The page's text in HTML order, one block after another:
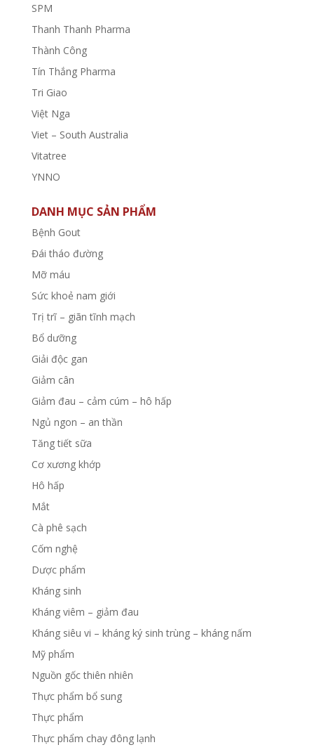
SPM
Thanh Thanh Pharma
Thành Công
Tín Thắng Pharma
Tri Giao
Việt Nga
Viet – South Australia
Vitatree
YNNO
DANH MỤC SẢN PHẨM
Bệnh Gout
Đái tháo đường
Mỡ máu
Sức khoẻ nam giới
Trị trĩ – giãn tĩnh mạch
Bổ dưỡng
Giải độc gan
Giảm cân
Giảm đau – cảm cúm – hô hấp
Ngủ ngon – an thần
Tăng tiết sữa
Cơ xương khớp
Hô hấp
Mắt
Cà phê sạch
Cốm nghệ
Dược phẩm
Kháng sinh
Kháng viêm – giảm đau
Kháng siêu vi – kháng ký sinh trùng – kháng nấm
Mỹ phẩm
Nguồn gốc thiên nhiên
Thực phẩm bổ sung
Thực phẩm
Thực phẩm chay đông lạnh